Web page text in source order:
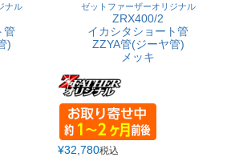
ナル
管
)
ゼットファーザーオリジナル
ZRX400/2
イカシタショート管
ZZYA管(ジーヤ管)
メッキ
¥32,780税込